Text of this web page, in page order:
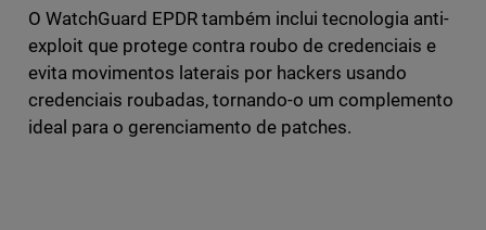
O WatchGuard EPDR também inclui tecnologia anti-
exploit que protege contra roubo de credenciais e
evita movimentos laterais por hackers usando
credenciais roubadas, tornando-o um complemento
ideal para o gerenciamento de patches.